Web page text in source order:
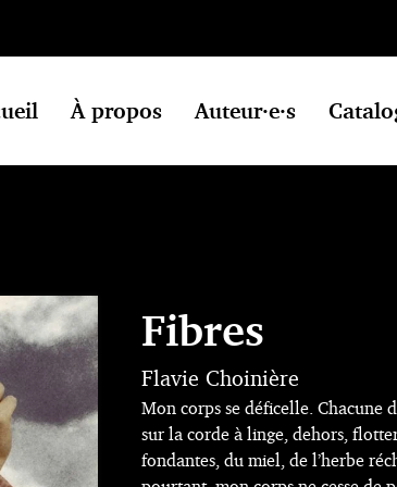
À propos Auteur·e·s
Fibres
Flavie Choinière
Mon corps se déficelle. Chacune
sur la corde à linge, dehors,
fondantes, du miel, de l’herbe